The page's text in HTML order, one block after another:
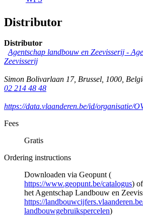
Distributor
Distributor
Agentschap landbouw en Zeevisserij -
Zeevisserij
Simon Bolivarlaan 17, Brussel, 1000,
02 214 48 48
https://data.vlaanderen.be/id/organisatie/
Fees
Gratis
Ordering instructions
Downloaden via Geopunt (
https://www.geopunt.be/catalogus)
het Agentschap Landbouw en
https://
landbouwgebruikspercelen)